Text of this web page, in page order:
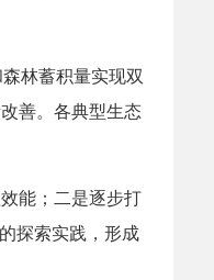
林蓄积量实现双
善。各典型生态
能；二是逐步打
探索实践，形成